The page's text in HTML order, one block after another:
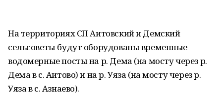
На территориях СП Аитовский и Демский
сельсоветы будут оборудованы временные
водомерные посты на р. Дема (на мосту через р.
Дема в с. Аитово) и на р. Уяза (на мосту через р.
Уяза в с. Азнаево).